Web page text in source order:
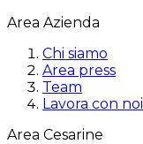
Area Azienda
Chi siamo
Area press
Team
Lavora con noi
Area Cesarine